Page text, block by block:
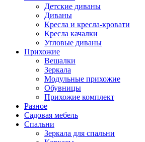
Детские диваны
Диваны
Кресла и кресла-кровати
Кресла качалки
Угловые диваны
Прихожие
Вешалки
Зеркала
Модульные прихожие
Обувницы
Прихожие комплект
Разное
Садовая мебель
Спальни
Зеркала для спальни